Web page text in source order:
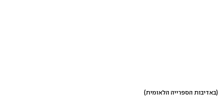
(באדיבות הספרייה הלאומית)